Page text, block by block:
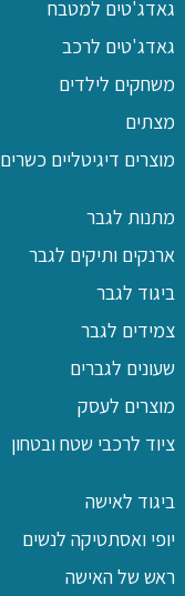
גאדג'טים למטבח
גאדג'טים לרכב
משחקים לילדים
מצתים
מוצרים דיגיטליים כשרים
מתנות לגבר
ארנקים ותיקים לגבר
ביגוד לגבר
צמידים לגבר
שעונים לגברים
מוצרים לעסק
ציוד לרכבי שטח ובטחון
ביגוד לאישה
יופי ואסתטיקה לנשים
ראש של האישה